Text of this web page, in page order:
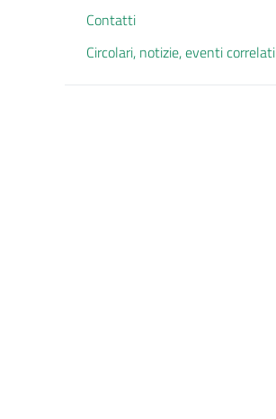
Contatti
Circolari, notizie, eventi correlati